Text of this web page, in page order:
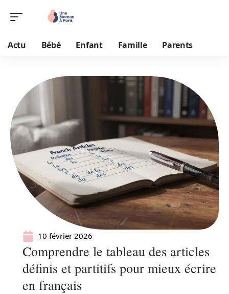
Actu Bébé Enfant Famille Parents
10 février 2026
Comprendre le tableau des articles
définis et partitifs pour mieux écrire
en français